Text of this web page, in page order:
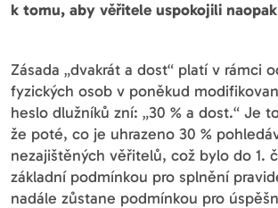
k tomu, aby věřitele uspokojili
Zásada „dvakrát a dost“ platí v rámci
fyzických osob v poněkud
heslo dlužníků zní: „30 % a dost.“ Je
že poté, co je uhrazeno 30 %
nezajištěných věřitelů, což bylo do 1.
základní podmínkou pro splnění
nadále zůstane podmínkou pro